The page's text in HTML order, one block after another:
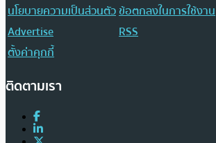
นโยบายความเป็นส่วนตัวข้อตกลงในการใช้งาน
Advertise
RSS
ตั้งค่าคุกกี้
ติดตามเรา